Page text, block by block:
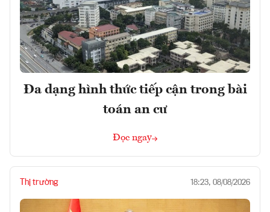
Đa dạng hình thức tiếp cận trong bài
toán an cư
Đọc ngay
Thị trường 18:23, 08/08/2026